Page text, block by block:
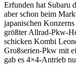
Erfunden hat Subaru
aber schon beim
japanischen
größter Allrad-Pkw-
schicken Kombi
Großserien-Pkw mit
gab es 4×4-Antrieb